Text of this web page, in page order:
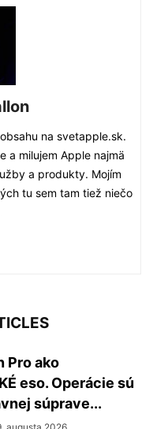
na svetapple.sk.
a milujem Apple najmä
a produkty. Mojím
tu sem tam tiež niečo
Pro ako
eso. Operácie sú
súprave...